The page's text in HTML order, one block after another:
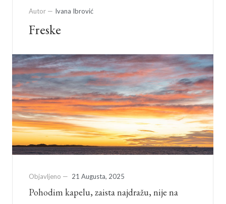
Autor — Ivana Ibrović
Freske
Objavljeno — 21 Augusta, 2025
Pohodim kapelu, zaista najdražu, nije na